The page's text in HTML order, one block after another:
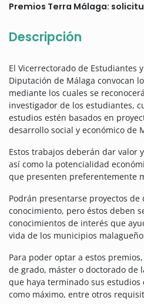
Premios Terra Málaga:
Descripción
El Vicerrectorado de Estudiantes
Diputación de Málaga convocan
mediante los cuales se
investigador de los estudiantes,
estudios estén basados en
desarrollo social y económico de
Estos trabajos deberán dar valor
así como la potencialidad
que presenten preferentemente
Podrán presentarse proyectos
conocimiento, pero éstos deben
conocimientos de interés que
vida de los municipios
Para poder optar a estos
de grado, máster o doctorado de
que haya terminado sus estudios
como máximo, entre otros